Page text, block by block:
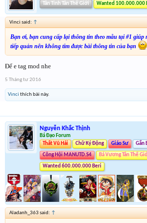
Tân Tinh Tân Thế Giới
Wanted 100.000.000
Vinci said: ↑
Bạn ơi, bạn cung cấp lại thông tin theo mẫu tại #1
tiếp quản nên không tim được bài thông tin của bạn
Để e tag mod nhe
5 Tháng tư 2016
Vinci thích bài này.
Nguyễn Khắc Thịnh
Bá Đạo Forum
Thất Vũ Hải
Chữ Ký Động Giáo Sư Gắn
Công Hội MANUTD.S4 Bá Vương Tân Thế
Wanted 600.000.000 Beri
Aladanh_363 said: ↑